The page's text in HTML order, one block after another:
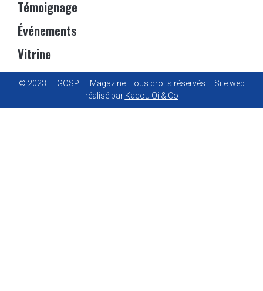
Témoignage
Événements
Vitrine
© 2023 – IGOSPEL Magazine. Tous droits réservés – Site web
réalisé par Kacou Oi & Co